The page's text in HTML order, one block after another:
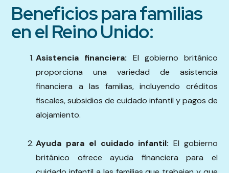
Beneficios para familias
en el Reino Unido:
Asistencia financiera: El gobierno británico
proporciona una variedad de asistencia
financiera a las familias, incluyendo créditos
fiscales, subsidios de cuidado infantil y pagos de
alojamiento.
Ayuda para el cuidado infantil:El gobierno
británico ofrece ayuda financiera para el